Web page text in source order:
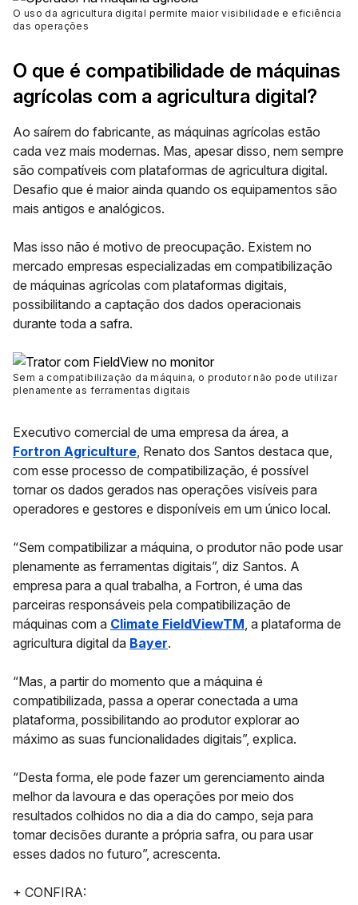
O uso da agricultura digital permite maior visibilidade e eficiência
das operações
O que é compatibilidade de máquinas
agrícolas com a agricultura digital?
Ao saírem do fabricante, as máquinas agrícolas estão
cada vez mais modernas. Mas, apesar disso, nem sempre
são compatíveis com plataformas de agricultura digital.
Desafio que é maior ainda quando os equipamentos são
mais antigos e analógicos.
Mas isso não é motivo de preocupação. Existem no
mercado empresas especializadas em compatibilização
de máquinas agrícolas com plataformas digitais,
possibilitando a captação dos dados operacionais
durante toda a safra.
Sem a compatibilização da máquina, o produtor não pode utilizar
plenamente as ferramentas digitais
Executivo comercial de uma empresa da área, a
Fortron Agriculture, Renato dos Santos destaca que,
com esse processo de compatibilização, é possível
tornar os dados gerados nas operações visíveis para
operadores e gestores e disponíveis em um único local.
“Sem compatibilizar a máquina, o produtor não pode usar
plenamente as ferramentas digitais”, diz Santos. A
empresa para a qual trabalha, a Fortron, é uma das
parceiras responsáveis pela compatibilização de
máquinas com a Climate FieldViewTM, a plataforma de
agricultura digital da Bayer.
“Mas, a partir do momento que a máquina é
compatibilizada, passa a operar conectada a uma
plataforma, possibilitando ao produtor explorar ao
máximo as suas funcionalidades digitais”, explica.
“Desta forma, ele pode fazer um gerenciamento ainda
melhor da lavoura e das operações por meio dos
resultados colhidos no dia a dia do campo, seja para
tomar decisões durante a própria safra, ou para usar
esses dados no futuro”, acrescenta.
+ CONFIRA: